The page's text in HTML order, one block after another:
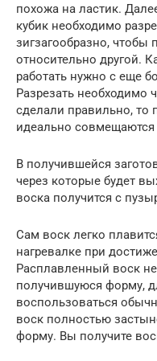
похожа на ластик.
кубик необходимо
зигзагообразно,
относительно другой.
работать нужно с еще
Разрезать необходимо
сделали правильно,
идеально
В получившейся
через которые будет
воска получится с
Сам воск легко
нагревалке при
Расплавленный воск
получившуюся форму,
воспользоваться
воск полностью
форму. Вы получите